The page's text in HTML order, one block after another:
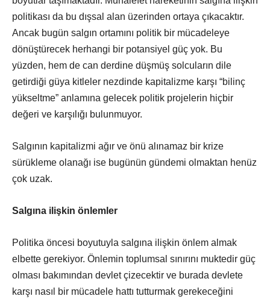
politikası da bu dışsal alan üzerinden ortaya çıkacaktır.
Ancak bugün salgın ortamını politik bir mücadeleye
dönüştürecek herhangi bir potansiyel güç yok. Bu
yüzden, hem de can derdine düşmüş solcuların dile
getirdiği güya kitleler nezdinde kapitalizme karşı “bilinç
yükseltme” anlamına gelecek politik projelerin hiçbir
değeri ve karşılığı bulunmuyor.
Salgının kapitalizmi ağır ve önü alınamaz bir krize
sürükleme olanağı ise bugünün gündemi olmaktan henüz
çok uzak.
Salgına ilişkin önlemler
Politika öncesi boyutuyla salgına ilişkin önlem almak
elbette gerekiyor. Önlemin toplumsal sınırını muktedir güç
olması bakımından devlet çizecektir ve burada devlete
karşı nasıl bir mücadele hattı tutturmak gerekeceğini